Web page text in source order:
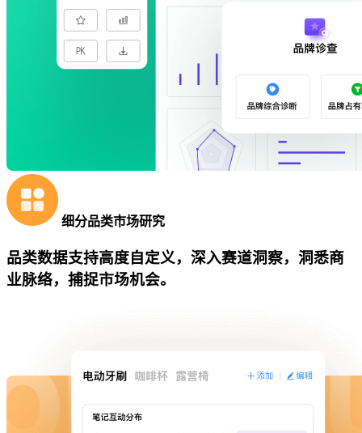
细分品类市场研究
品类数据支持高度自定义，深入赛道洞察，洞悉商
业脉络，捕捉市场机会。